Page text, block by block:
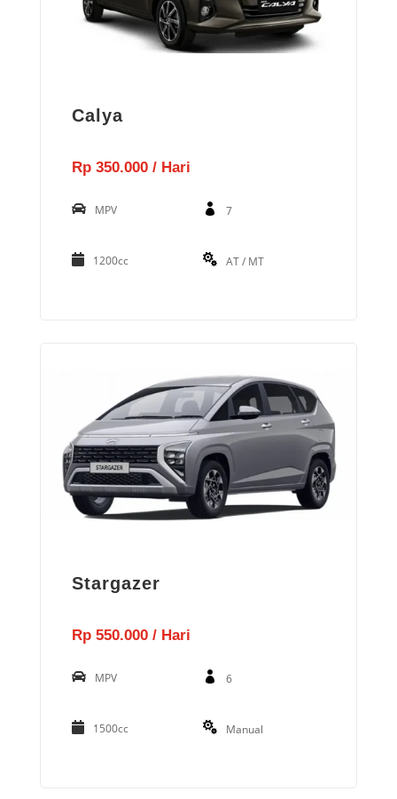
Calya
Rp 350.000 / Hari
MPV 7
1200cc AT / MT
Stargazer
Rp 550.000 / Hari
MPV 6
1500cc Manual